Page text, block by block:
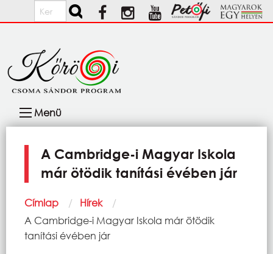
Ugrás a tartalomra
Keresés
navigáció
Menü
A Cambridge-i Magyar Iskola
már ötödik tanítási évében jár
Morzsa
Címlap
Hírek
Current:
A Cambridge-i Magyar Iskola már ötödik
tanítási évében jár